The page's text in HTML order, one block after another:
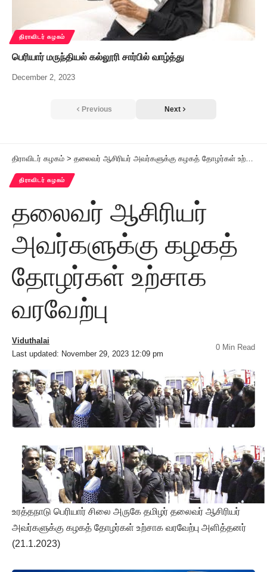
திராவிடர் கழகம்
பெரியார் மருந்தியல் கல்லூரி சார்பில் வாழ்த்து
December 2, 2023
Previous Next
திராவிடர் கழகம் > தலைவர் ஆசிரியர் அவர்களுக்கு கழகத் தோழர்கள் உற்சாக வரவேற்பு
திராவிடர் கழகம்
தலைவர் ஆசிரியர்
அவர்களுக்கு கழகத்
தோழர்கள் உற்சாக
வரவேற்பு
Last updated: November 29, 2023 12:09 pm
Viduthalai
0 Min Read
உரத்தநாடு பெரியார் சிலை அருகே தமிழர் தலைவர் ஆசிரியர்
அவர்களுக்கு கழகத் தோழர்கள் உற்சாக வரவேற்பு அளித்தனர்
(21.1.2023)